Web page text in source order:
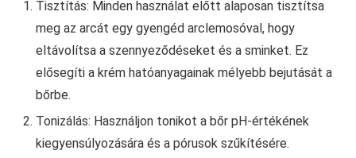
Tisztítás: Minden használat előtt alaposan tisztítsa
meg az arcát egy gyengéd arclemosóval, hogy
eltávolítsa a szennyeződéseket és a sminket. Ez
elősegíti a krém hatóanyagainak mélyebb bejutását a
bőrbe.
Tonizálás: Használjon tonikot a bőr pH-értékének
kiegyensúlyozására és a pórusok szűkítésére.